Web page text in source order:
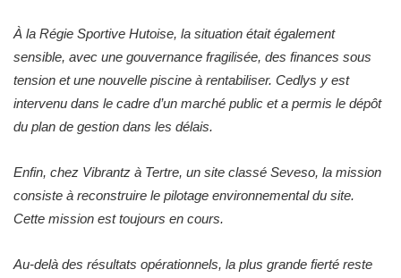
À la Régie Sportive Hutoise, la situation était également
sensible, avec une gouvernance fragilisée, des finances sous
tension et une nouvelle piscine à rentabiliser. Cedlys y est
intervenu dans le cadre d’un marché public et a permis le dépôt
du plan de gestion dans les délais.
Enfin, chez Vibrantz à Tertre, un site classé Seveso, la mission
consiste à reconstruire le pilotage environnemental du site.
Cette mission est toujours en cours.
Au-delà des résultats opérationnels, la plus grande fierté reste